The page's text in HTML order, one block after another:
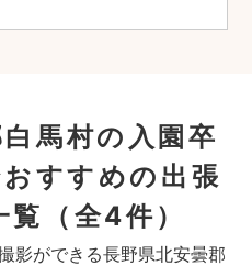
馬村の入園卒
すすめの出張
覧
（全4件）
影ができる長野県北安曇郡